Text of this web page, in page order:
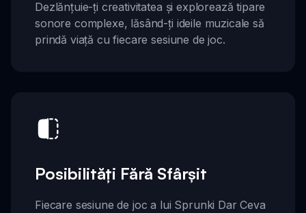
Dezlănțuie-ți creativitatea și explorează tipare
sonore complexe, lăsând-ți ideile muzicale să
prindă viață cu fiecare sesiune de joc.
Posibilități Fără Sfârșit
Fiecare sesiune de joc a lui Sprunki Dar Ceva